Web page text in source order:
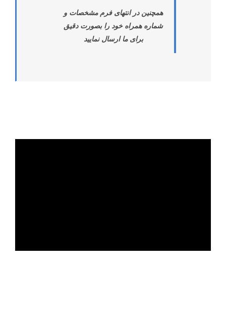
همچنین در انتهای فرم مشخصات و
شماره همراه خود را بصورت دقیق
برای ما ارسال نمایید